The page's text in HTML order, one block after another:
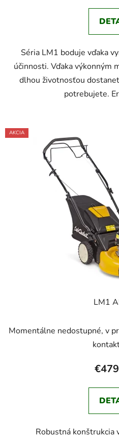
Séria LM1 boduje vďaka
účinnosti. Vďaka výkonným
dlhou životnosťou
potrebujete.
AKCIA
LM1
Momentálne nedostupné, v
Robustná konštrukcia